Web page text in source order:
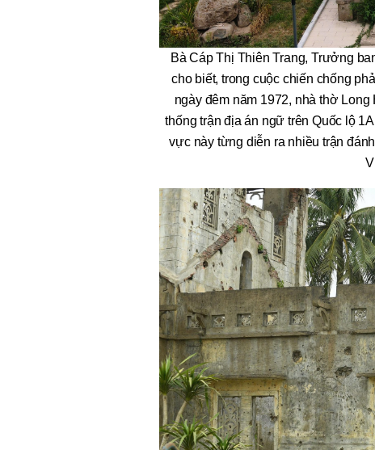
Bà Cáp Thị Thiên Trang, Trưởng
cho biết, trong cuộc chiến chống
ngày đêm năm 1972, nhà thờ
thống trận địa án ngữ trên Quốc lộ
vực này từng diễn ra nhiều trận